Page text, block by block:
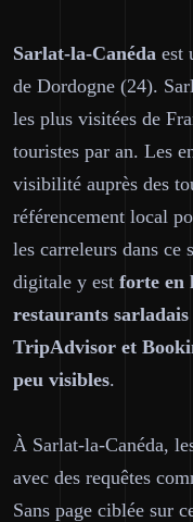
Sarlat-la-Canéda est
de Dordogne (24).
les plus visitées de
touristes par an. Les
visibilité auprès des
référencement local
les carreleurs dans ce
digitale y est forte en
restaurants
TripAdvisor et
peu visibles.
À Sarlat-la-Canéda,
avec des requêtes
Sans page ciblée sur